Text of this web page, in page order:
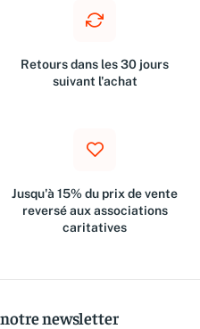
Retours dans les 30 jours
suivant l'achat
Jusqu'à 15% du prix de vente
reversé aux associations
caritatives
newsletter